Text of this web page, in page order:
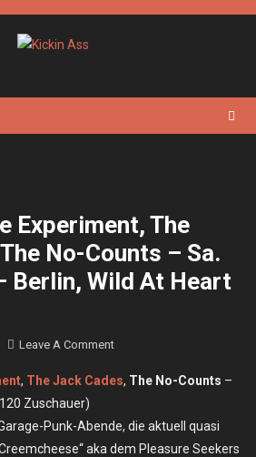
Experiment, The
No-Counts – Sa.
Berlin, Wild At Heart
Leave A CommentOn
Liquorice
The
Jack
, The Jack Cades, The No-Counts –
Zuschauer)
Punk-Abende, die aktuell quasi
aka dem Pleasure Seekers